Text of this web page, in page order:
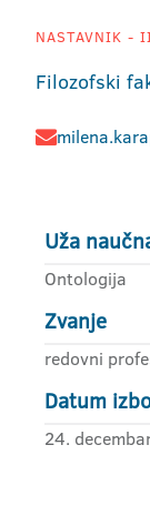
NASTAVNIK -
Filozofski
Uža
Ontologija
Zvanje
redovni
Datum
24.